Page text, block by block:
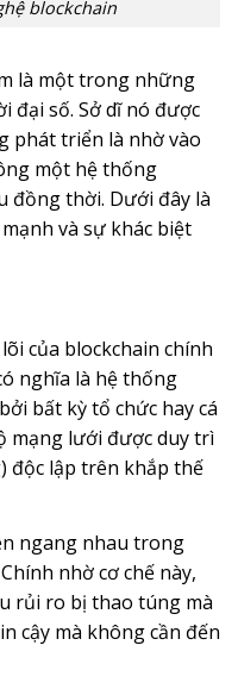
blockchain
là một trong những
đại số. Sở dĩ nó được
phát triển là nhờ vào
một hệ thống
đồng thời. Dưới đây là
và sự khác biệt
của blockchain chính
nghĩa là hệ thống
bất kỳ tổ chức hay cá
mạng lưới được duy trì
độc lập trên khắp thế
ngang nhau trong
nhờ cơ chế này,
rủi ro bị thao túng mà
cậy mà không cần đến